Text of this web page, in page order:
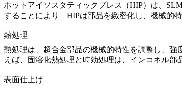
ホットアイソスタティックプレス（HIP） は、
することにより、HIPは部品を緻密化し、機械的
熱処理
熱処理は、超合金部品の機械的特性を調整し、
えば、固溶化熱処理と時効処理は、インコネル
表面仕上げ